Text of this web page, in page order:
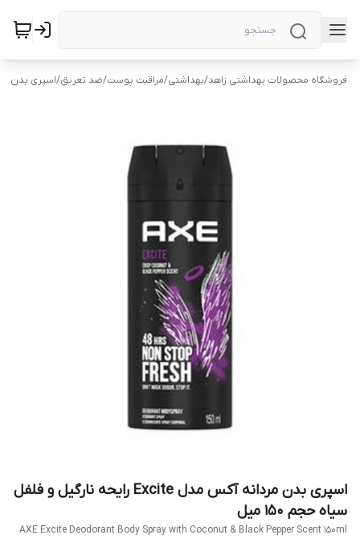
فروشگاه محصولات بهداشتی زاهد/بهداشتی/مراقبت پوست/ضد تعریق/اسپری بدن
اسپری بدن مردانه آکس مدل Excite رایحه نارگیل و فلفل
سیاه حجم ۱۵۰ میل
AXE Excite Deodorant Body Spray with Coconut & Black Pepper Scent 150ml